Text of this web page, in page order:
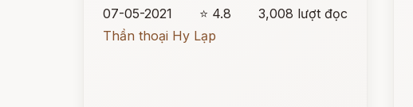
07-05-2021
⭐ 4.8
3,008 lượt đọc
Thần thoại Hy Lạp